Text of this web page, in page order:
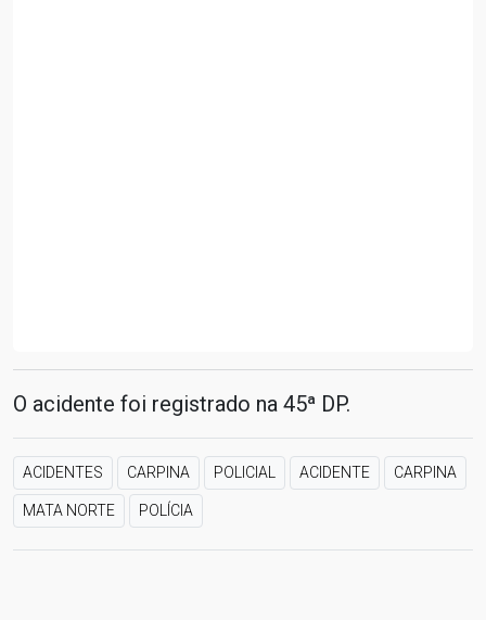
O acidente foi registrado na 45ª DP.
ACIDENTES CARPINA POLICIAL ACIDENTE CARPINA
MATA NORTE POLÍCIA